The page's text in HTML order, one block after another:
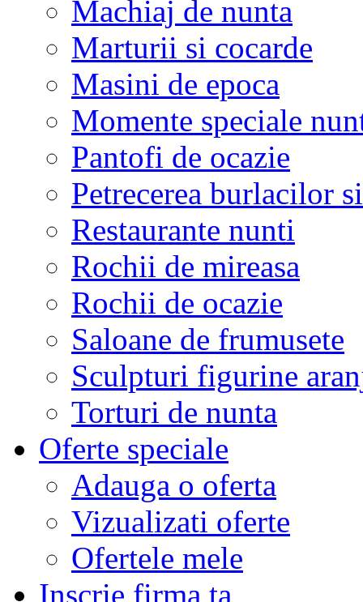
Machiaj de nunta
Marturii si cocarde
Masini de epoca
Momente speciale
Pantofi de ocazie
Petrecerea burlacilor
Restaurante nunti
Rochii de mireasa
Rochii de ocazie
Saloane de frumusete
Sculpturi figurine
Torturi de nunta
Oferte speciale
Adauga o oferta
Vizualizati oferte
Ofertele mele
Inscrie firma ta